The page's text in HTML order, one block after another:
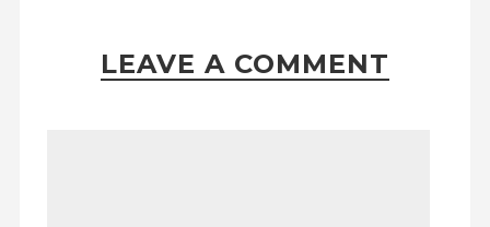
LEAVE A COMMENT